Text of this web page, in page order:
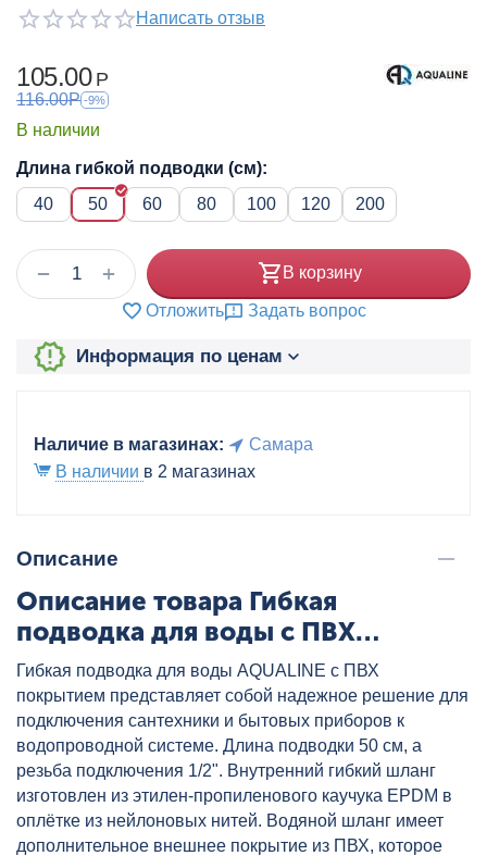
Написать отзыв
105.00 Р
116.00Р -9%
В наличии
Длина гибкой подводки (см):
40
50 60 80 100 120 200
+
− В корзину
Отложить Задать вопрос
Информация по ценам
Наличие в магазинах:
Самара
В наличии в 2 магазинах
Описание
Описание товара Гибкая
подводка для воды с ПВХ
покрытием 50см G1/2"ВР-G1/2"ВР
AQUALINE, артикул: 04862
Гибкая подводка для воды AQUALINE с ПВХ
покрытием представляет собой надежное решение для
подключения сантехники и бытовых приборов к
водопроводной системе. Длина подводки 50 см, а
резьба подключения 1/2". Внутренний гибкий шланг
изготовлен из этилен-пропиленового каучука EPDM в
оплётке из нейлоновых нитей. Водяной шланг имеет
дополнительное внешнее покрытие из ПВХ, которое